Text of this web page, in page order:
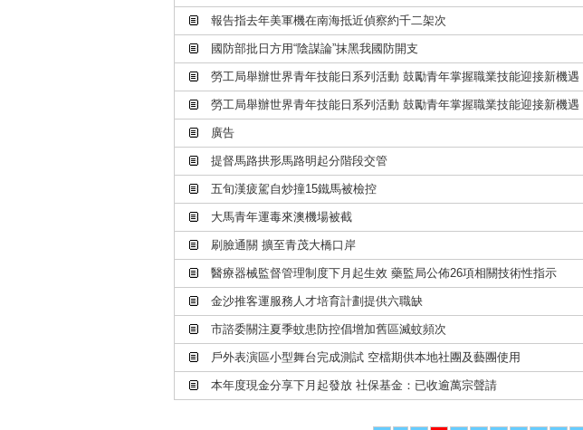
報告指去年美軍機在南海抵近偵察約千二架次
國防部批日方用“陰謀論”抹黑我國防開支
勞工局舉辦世界青年技能日系列活動 鼓勵青年掌握職業技能迎接新機遇
勞工局舉辦世界青年技能日系列活動 鼓勵青年掌握職業技能迎接新機遇
廣告
提督馬路拱形馬路明起分階段交管
五旬漢疲駕自炒撞15鐵馬被檢控
大馬青年運毒來澳機場被截
刷臉通關 擴至青茂大橋口岸
醫療器械監督管理制度下月起生效 藥監局公佈26項相關技術性指示
金沙推客運服務人才培育計劃提供六職缺
市諮委關注夏季蚊患防控倡增加舊區滅蚊頻次
戶外表演區小型舞台完成測試 空檔期供本地社團及藝團使用
本年度現金分享下月起發放 社保基金：已收逾萬宗聲請